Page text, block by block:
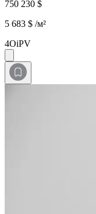
750 230 $
5 683 $ /м²
4OiPV